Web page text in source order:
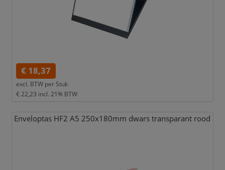
€ 18,37
excl. BTW per Stuk
€ 22,23 incl. 21% BTW
Enveloptas HF2 A5 250x180mm dwars transparant rood